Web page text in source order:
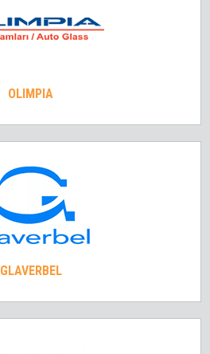
OLIMPIA
GLAVERBEL